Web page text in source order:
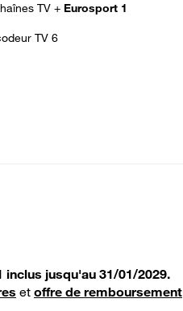
TV + Eurosport 1
TV 6
inclus jusqu'au 31/01/2029.
et offre de remboursement